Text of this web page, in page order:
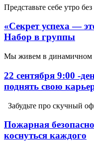
Представьте себе утро
«Секрет успеха —
Набор в группы
Мы живем в динамичном
22 сентября 9:00 -
поднять свою
Забудьте про скучный
Пожарная
коснуться каждого